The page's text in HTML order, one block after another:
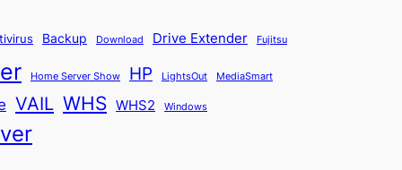
Backup Download Drive Extender Fujitsu
Home Server Show HP LightsOut MediaSmart
VAIL WHS WHS2 Windows